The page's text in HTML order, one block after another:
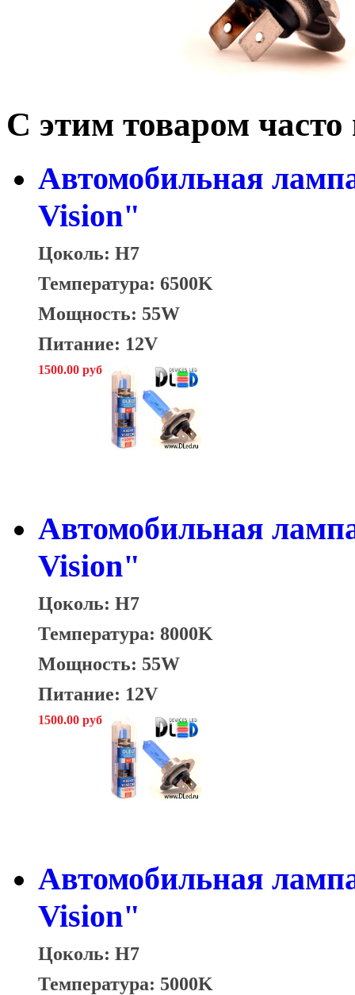
С этим товаром
Автомобильная
Vision"
Цоколь: H7
Температура: 6500K
Мощность: 55W
Питание: 12V
1500.00 руб
Автомобильная
Vision"
Цоколь: H7
Температура: 8000K
Мощность: 55W
Питание: 12V
1500.00 руб
Автомобильная
Vision"
Цоколь: H7
Температура: 5000K